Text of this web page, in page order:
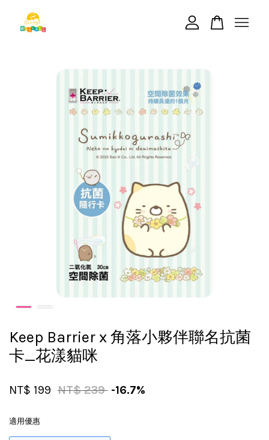
Keep Barrier x 角落小夥伴聯名抗菌
卡_花漾貓咪
NT$ 199 NT$ 239 -16.7%
適用優惠
繼續購物